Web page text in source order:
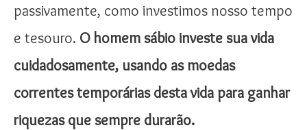
passivamente, como investimos nosso tempo
e tesouro. O homem sábio investe sua vida
cuidadosamente, usando as moedas
correntes temporárias desta vida para ganhar
riquezas que sempre durarão.